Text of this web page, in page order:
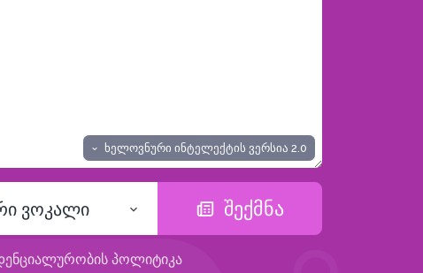
ხელოვნური ინტელექტის ვერსია 2.0
ვოკალი შექმნა
პოლიტიკა